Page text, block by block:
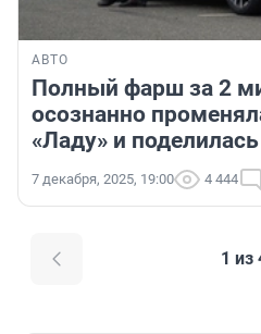
АВТО
Полный фарш за 2
осознанно
«Ладу» и
7 декабря, 2025, 19:00 4 444
1 из